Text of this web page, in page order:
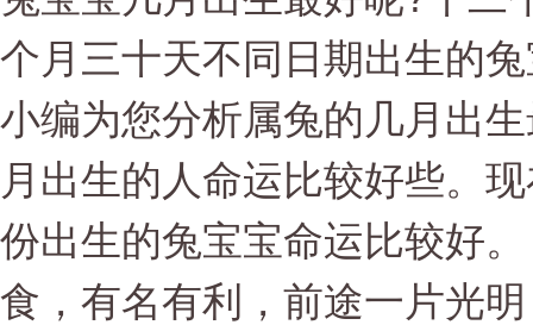
个月三十天不同日期出生的
小编为您分析属兔的几月出
月出生的人命运比较好些。
份出生的兔宝宝命运比较好
食，有名有利，前途一片光